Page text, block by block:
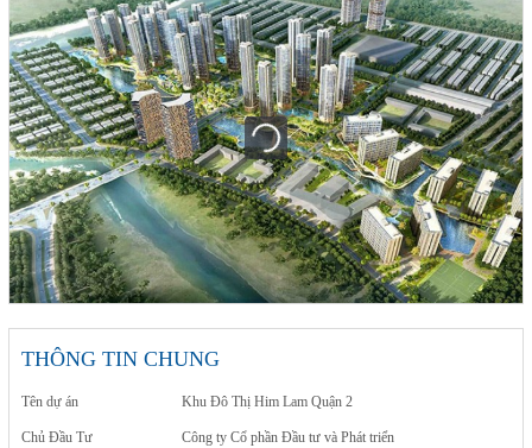
THÔNG TIN CHUNG
Tên dự án Khu Đô Thị Him Lam Quận 2
Chủ Đầu Tư
Công ty Cổ phần Đầu tư và Phát triển